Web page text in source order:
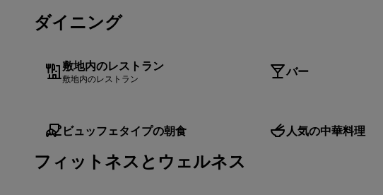
ダイニング
敷地内のレストラン
敷地内のレストラン バー
ビュッフェタイプの朝食 人気の中華料理
フィットネスとウェルネス